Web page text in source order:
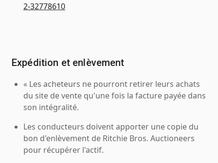
2-32778610
Expédition et enlèvement
« Les acheteurs ne pourront retirer leurs achats
du site de vente qu'une fois la facture payée dans
son intégralité.
Les conducteurs doivent apporter une copie du
bon d'enlèvement de Ritchie Bros. Auctioneers
pour récupérer l'actif.